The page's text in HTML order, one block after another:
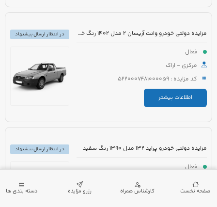
مزایده دولتی خودرو وانت آریسان 2 مدل 1402 رنگ خاکستری متالیک
فعال
مرکزی - اراک
کد مزایده : 5220007481000059
اطلاعات بیشتر
در انتظار ارسال پیشنهاد
مزایده دولتی خودرو پراید 132 مدل 1390 رنگ سفید
فعال
گیلان - لنگرود
کد مزایده : 5220007432000173
در انتظار ارسال پیشنهاد
صفحه نخست کارشناس همراه رزرو مزایده دسته بندی ها